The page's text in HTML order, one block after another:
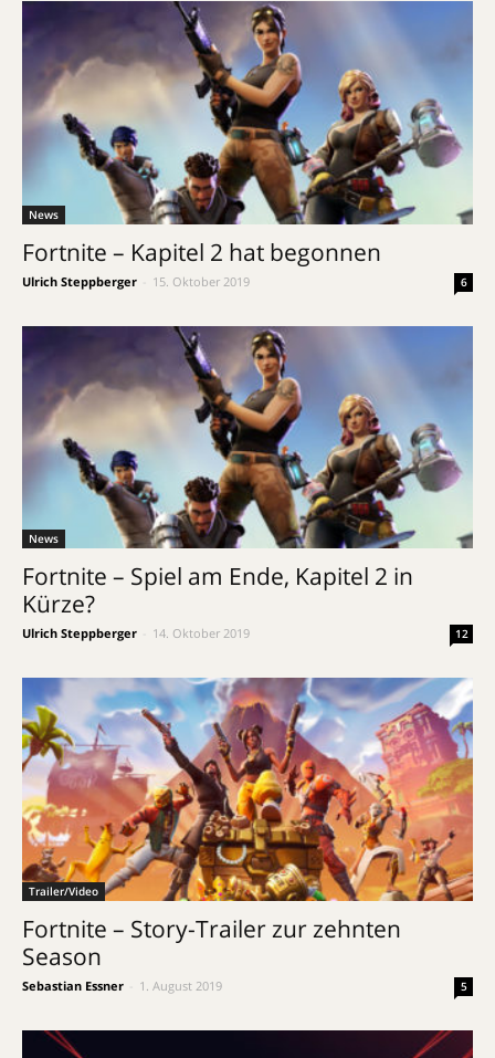
News
Fortnite – Kapitel 2 hat begonnen
Ulrich Steppberger 15. Oktober 2019 6
News
Fortnite – Spiel am Ende, Kapitel 2 in
Kürze?
Ulrich Steppberger 14. Oktober 2019 12
Trailer/Video
Fortnite – Story-Trailer zur zehnten
Season
Sebastian Essner 1. August 2019 5